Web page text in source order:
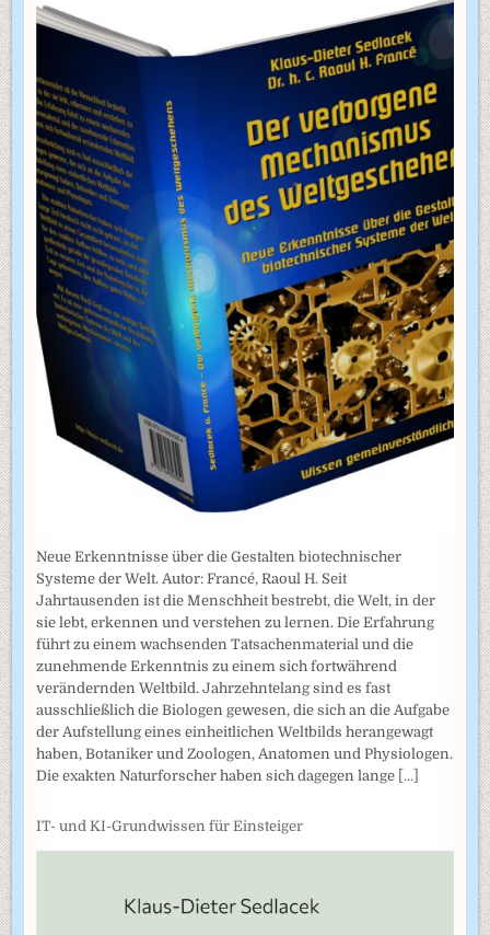
Neue Erkenntnisse über die Gestalten biotechnischer
Systeme der Welt. Autor: Francé, Raoul H. Seit
Jahrtausenden ist die Menschheit bestrebt, die Welt, in der
sie lebt, erkennen und verstehen zu lernen. Die Erfahrung
führt zu einem wachsenden Tatsachenmaterial und die
zunehmende Erkenntnis zu einem sich fortwährend
verändernden Weltbild. Jahrzehntelang sind es fast
ausschließlich die Biologen gewesen, die sich an die Aufgabe
der Aufstellung eines einheitlichen Weltbilds herangewagt
haben, Botaniker und Zoologen, Anatomen und Physiologen.
Die exakten Naturforscher haben sich dagegen lange [...]
IT- und KI-Grundwissen für Einsteiger